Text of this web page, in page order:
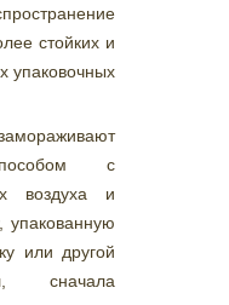
стойких и
упаковочных
с
воздуха и
упакованную
или другой
сначала